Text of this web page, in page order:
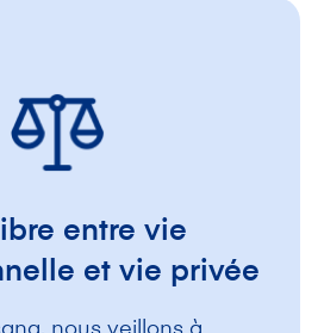
entre vie
et vie privée
nous veillons à